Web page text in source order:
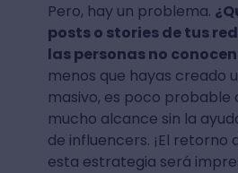
Pero, hay un problema.
posts o stories de tus
las personas no
menos que hayas creado
masivo, es poco probable
mucho alcance sin la
de influencers. ¡El retorno
esta estrategia será